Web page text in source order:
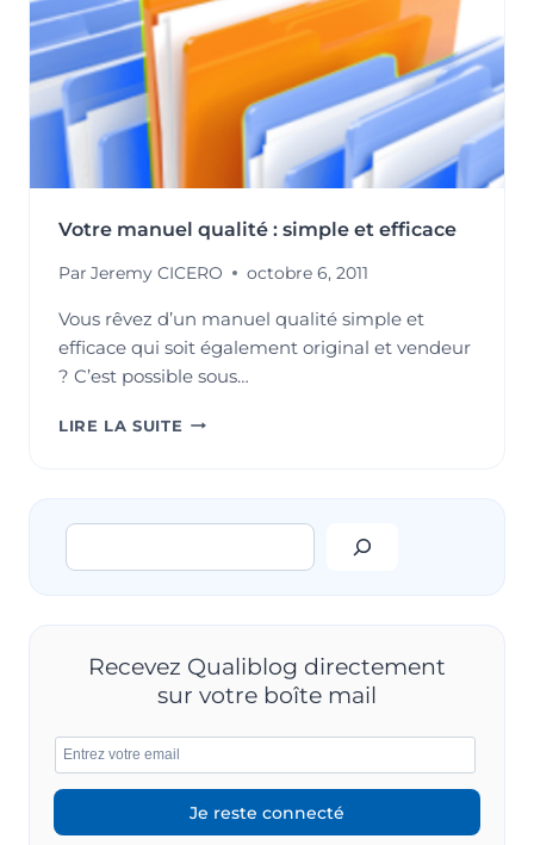
INACCESSIBLE
OU
INÉLUCTABLE
(ARTICLE
RÉSUMÉ)
Votre manuel qualité : simple et efficace
Par Jeremy CICERO octobre 6, 2011
Vous rêvez d’un manuel qualité simple et
efficace qui soit également original et vendeur
? C’est possible sous…
LIRE LA SUITE VOTRE
Rechercher
Recevez Qualiblog directement
sur votre boîte mail